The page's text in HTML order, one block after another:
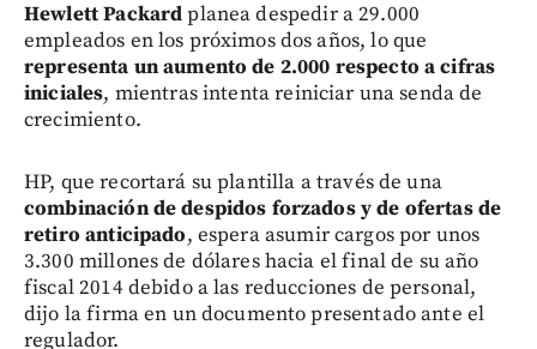
Hewlett Packardplanea despedir a 29.000
empleados en los próximos dos años, lo que
representa un aumento de 2.000 respecto a cifras
iniciales, mientras intenta reiniciar una senda de
crecimiento.
HP, que recortará su plantilla a través de una
combinación de despidos forzados y de ofertas de
retiro anticipado, espera asumir cargos por unos
3.300 millones de dólares hacia el final de su año
fiscal 2014 debido a las reducciones de personal,
dijo la firma en un documento presentado ante el
regulador.